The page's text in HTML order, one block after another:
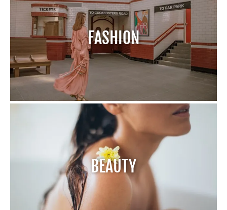
FASHION
BEAUTY